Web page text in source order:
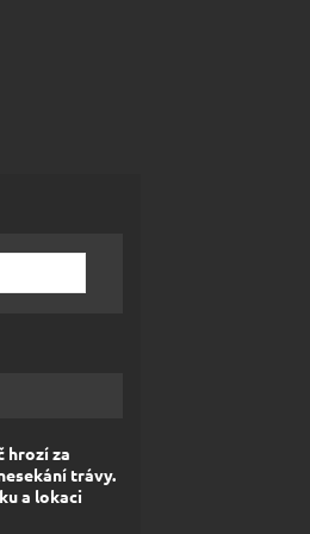
hrozí za
trávy.
a lokaci